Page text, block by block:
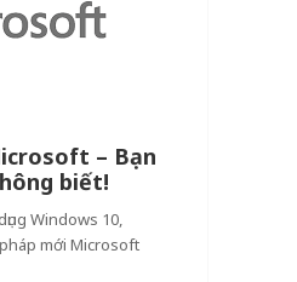
– Bạn
biết!
Windows 10,
mới Microsoft